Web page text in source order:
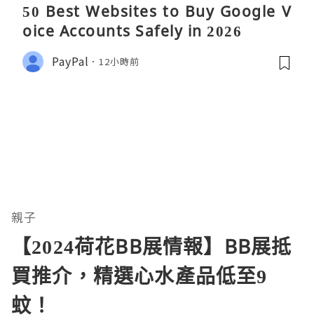
50 Best Websites to Buy Google V
oice Accounts Safely in 2026
PayPal 12小時前
親子
【2024荷花BB展情報】BB展抵
買推介，精選心水產品低至9
蚊！